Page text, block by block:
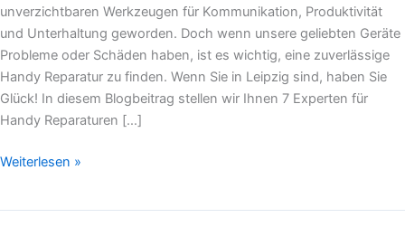
unverzichtbaren Werkzeugen für Kommunikation, Produktivität
und Unterhaltung geworden. Doch wenn unsere geliebten Geräte
Probleme oder Schäden haben, ist es wichtig, eine zuverlässige
Handy Reparatur zu finden. Wenn Sie in Leipzig sind, haben Sie
Glück! In diesem Blogbeitrag stellen wir Ihnen 7 Experten für
Handy Reparaturen […]
Weiterlesen »